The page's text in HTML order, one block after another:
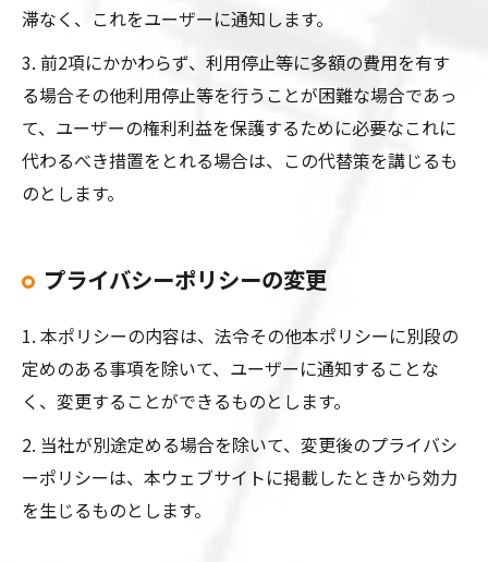
滞なく、これをユーザーに通知します。
3. 前2項にかかわらず、利用停止等に多額の費用を有す
る場合その他利用停止等を行うことが困難な場合であっ
て、ユーザーの権利利益を保護するために必要なこれに
代わるべき措置をとれる場合は、この代替策を講じるも
のとします。
プライバシーポリシーの変更
1. 本ポリシーの内容は、法令その他本ポリシーに別段の
定めのある事項を除いて、ユーザーに通知することな
く、変更することができるものとします。
2. 当社が別途定める場合を除いて、変更後のプライバシ
ーポリシーは、本ウェブサイトに掲載したときから効力
を生じるものとします。